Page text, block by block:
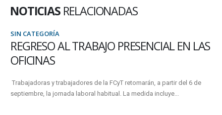
NOTICIAS RELACIONADAS
SIN CATEGORÍA
REGRESO AL TRABAJO PRESENCIAL EN LAS
OFICINAS
Trabajadoras y trabajadores de la FCyT retomarán, a partir del 6 de
septiembre, la jornada laboral habitual. La medida incluye...